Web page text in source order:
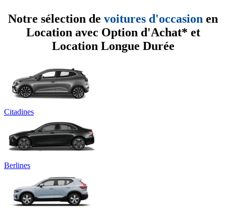
Notre sélection de voitures d'occasion en
Location avec Option d'Achat* et
Location Longue Durée
Citadines
Berlines